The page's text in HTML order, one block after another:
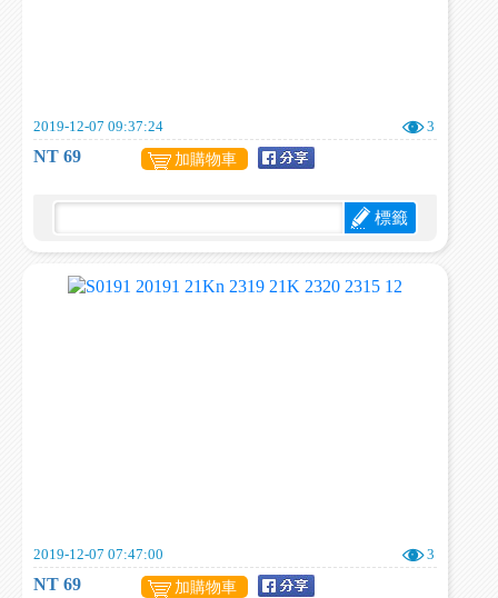
2019-12-07 09:37:24 3
NT 69 加購物車
標籤
2019-12-07 07:47:00 3
NT 69 加購物車